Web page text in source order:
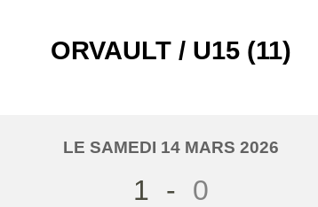
ORVAULT / U15 (11)
LE SAMEDI 14 MARS 2026
1 - 0